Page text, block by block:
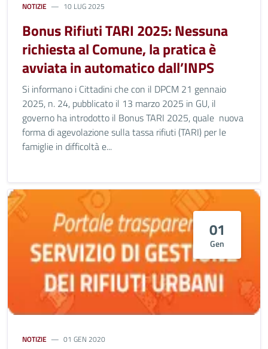
NOTIZIE 10 LUG 2025
Bonus Rifiuti TARI 2025: Nessuna
richiesta al Comune, la pratica è
avviata in automatico dall’INPS
Si informano i Cittadini che con il DPCM 21 gennaio
2025, n. 24, pubblicato il 13 marzo 2025 in GU, il
governo ha introdotto il Bonus TARI 2025, quale nuova
forma di agevolazione sulla tassa rifiuti (TARI) per le
famiglie in difficoltà e...
01
Gen
NOTIZIE 01 GEN 2020